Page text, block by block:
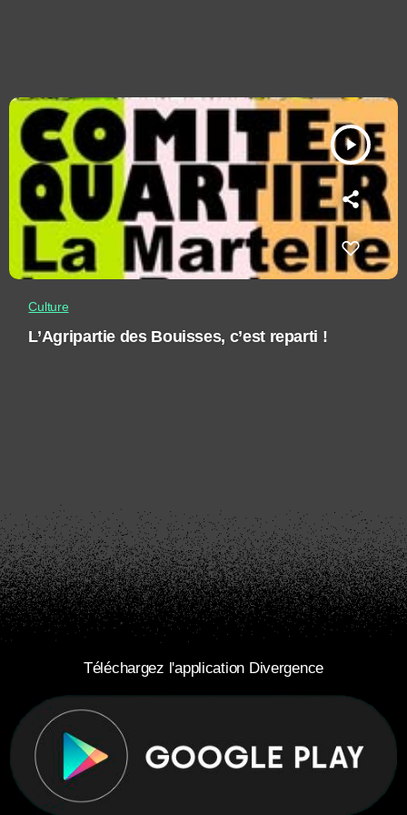
play_arrow
Culture
L’Agripartie des Bouisses, c’est reparti !
Téléchargez l'application Divergence